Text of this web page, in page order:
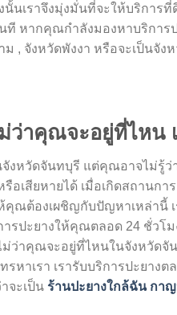
นเราจึงมุ่งมั่นที่จะให้บริกา
ที หากคุณกำลังมองหาบริการ
, จังหวัดพังงา หรือจะเป็นจัง
าคุณจะอยู่ที่ไหน
หวัดจันทบุรี แต่คุณอาจไม่รู้ว่
อเสียหายได้ เมื่อเกิดสถาน
ณต้องเผชิญกับปัญหาเหล่านี้ เ
รปะยางให้คุณตลอด 24 ชั่วโม
ว่าคุณจะอยู่ที่ไหนในจังหวัดจั
าเรา เรารับบริการปะยาง
จะเป็น ร้านปะยางใกล้ฉัน กา